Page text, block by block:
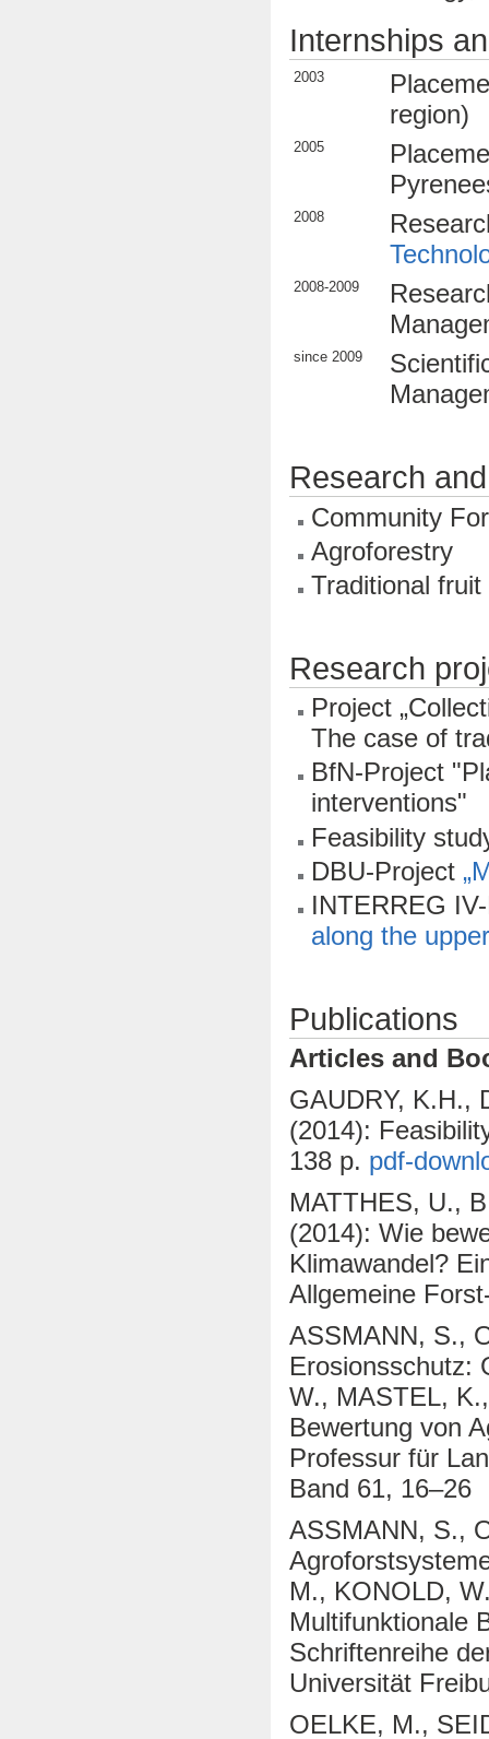
Internships
2003
region)
2005
2008
2008-2009
since 2009
Research
Community
Agroforestry
Traditional fruit
Research
Project
The case of
BfN-Project
interventions"
Feasibility
DBU-Project
INTERREG
along the
Publications
Articles and
GAUDRY, K.H.,
(2014):
138 p. pdf-
MATTHES, U.,
(2014): Wie
Klimawandel?
Allgemeine
ASSMANN, S.,
Erosionsschutz:
W., MASTEL,
Bewertung von
Professur für
Band 61, 16–26
ASSMANN, S.,
M., KONOLD,
Multifunktionale
Schriftenreihe
Universität
OELKE, M.,